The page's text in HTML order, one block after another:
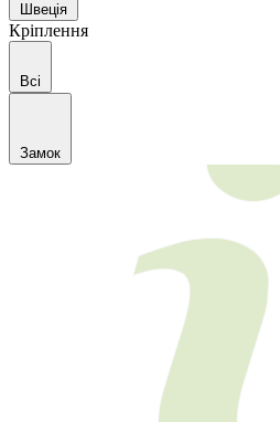
Швеція
Кріплення
Всі
Замок